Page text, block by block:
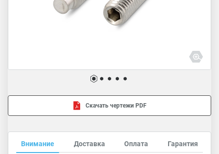
Скачать чертежи PDF
Внимание Доставка Оплата Гарантия